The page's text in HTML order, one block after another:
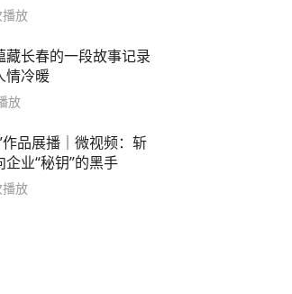
播放
藏长春的一段故事记录
情冷暖
放
作品展播｜微视频：斩
企业“秘钥”的黑手
播放